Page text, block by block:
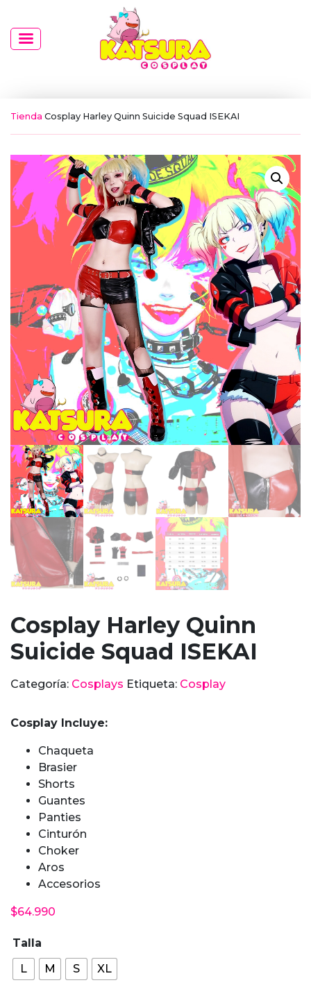
Tienda Cosplay Harley Quinn Suicide Squad ISEKAI
Cosplay Harley Quinn
Suicide Squad ISEKAI
$64.990
Cosplay Incluye:
Chaqueta
Brasier
Shorts
Guantes
Panties
Cinturón
Choker
Aros
Accesorios
Talla
L
M S XL
Categoría: Cosplays Etiqueta: Cosplay